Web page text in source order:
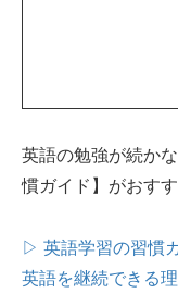
英語の勉強が続か
慣ガイド】がおすす
▷ 英語学習の習慣
英語を継続できる